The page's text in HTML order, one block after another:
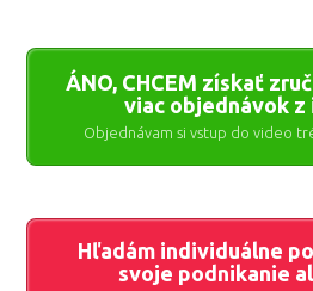
ÁNO, CHCEM získať
viac objednávok
Objednávam si vstup do video
Hľadám individuálne
svoje podnikanie